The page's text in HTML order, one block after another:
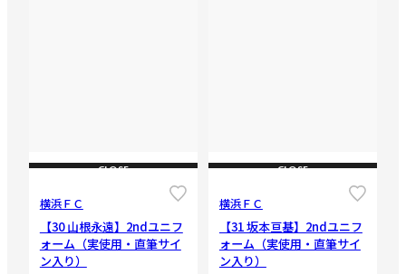
CLOSE
横浜ＦＣ
【30 山根永遠】2ndユニフ
ォーム（実使用・直筆サイ
ン入り）
CLOSE
横浜ＦＣ
【31 坂本亘基】2ndユニフ
ォーム（実使用・直筆サイ
ン入り）